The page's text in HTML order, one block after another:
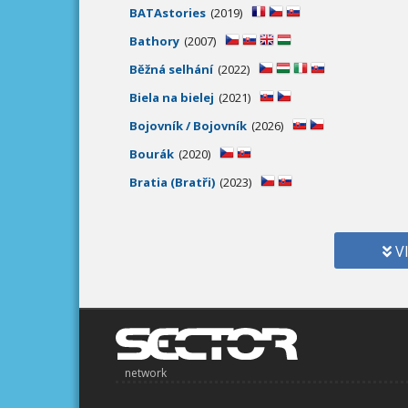
BATAstories (2019)
Bathory (2007)
Běžná selhání (2022)
Biela na bielej (2021)
Bojovník / Bojovník (2026)
Bourák (2020)
Bratia (Bratři) (2023)
network